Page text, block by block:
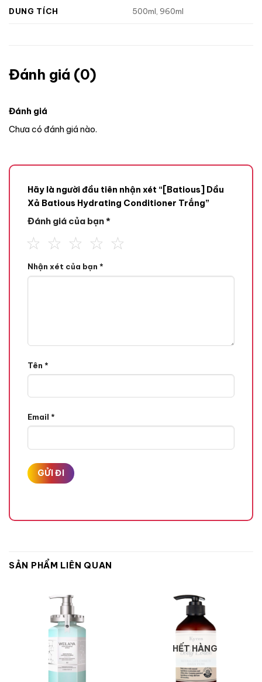
DUNG TÍCH 500ml, 960ml
Đánh giá (0)
Đánh giá
Chưa có đánh giá nào.
Hãy là người đầu tiên nhận xét “[Batious] Dầu
Xả Batious Hydrating Conditioner Trắng”
Đánh giá của bạn*
Nhận xét của bạn *
Tên *
Email *
SẢN PHẨM LIÊN QUAN
HẾT HÀNG